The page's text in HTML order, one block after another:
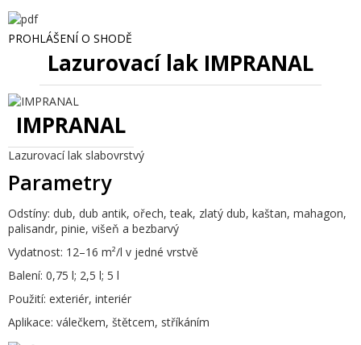
PROHLÁŠENÍ O SHODĚ
Lazurovací lak IMPRANAL
IMPRANAL
Lazurovací lak slabovrstvý
Parametry
Odstíny: dub, dub antik, ořech, teak, zlatý dub, kaštan, mahagon,
palisandr, pinie, višeň a bezbarvý
Vydatnost: 12–16 m²/l v jedné vrstvě
Balení: 0,75 l; 2,5 l; 5 l
Použití: exteriér, interiér
Aplikace: válečkem, štětcem, stříkáním